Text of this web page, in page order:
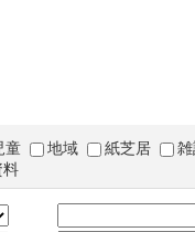
童 地域 紙芝居
料